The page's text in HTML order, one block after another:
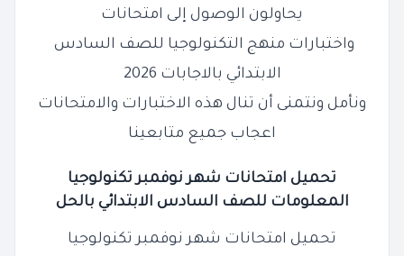
يحاولون الوصول إلى امتحانات
واختبارات منهج التكنولوجيا للصف السادس
الابتدائي بالاجابات 2026
ونأمل ونتمنى أن تنال هذه الاختبارات والامتحانات
اعجاب جميع متابعينا
تحميل امتحانات شهر نوفمبر تكنولوجيا
المعلومات للصف السادس الابتدائي بالحل
تحميل امتحانات شهر نوفمبر تكنولوجيا